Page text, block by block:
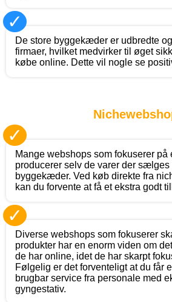
✓
De store byggekæder er udbredte
firmaer, hvilket medvirker til øget
købe online. Dette vil nogle se
✓
Mange webshops som fokuserer på
producerer selv de varer der sælges
byggekæder. Ved køb direkte fra
kan du forvente at få et ekstra godt
✓
Diverse webshops som fokuserer
produkter har en enorm viden om
de har online, idet de har skarpt
Følgelig er det forventeligt at du får
brugbar service fra personale med
gyngestativ.